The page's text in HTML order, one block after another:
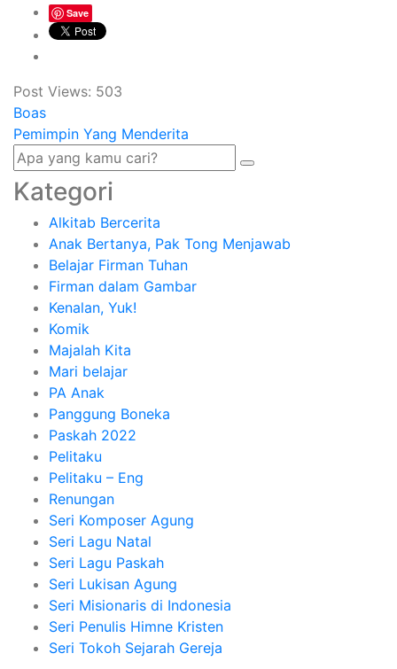
Save
Post Views: 503
Boas
Pemimpin Yang Menderita
Kategori
Alkitab Bercerita
Anak Bertanya, Pak Tong Menjawab
Belajar Firman Tuhan
Firman dalam Gambar
Kenalan, Yuk!
Komik
Majalah Kita
Mari belajar
PA Anak
Panggung Boneka
Paskah 2022
Pelitaku
Pelitaku – Eng
Renungan
Seri Komposer Agung
Seri Lagu Natal
Seri Lagu Paskah
Seri Lukisan Agung
Seri Misionaris di Indonesia
Seri Penulis Himne Kristen
Seri Tokoh Sejarah Gereja